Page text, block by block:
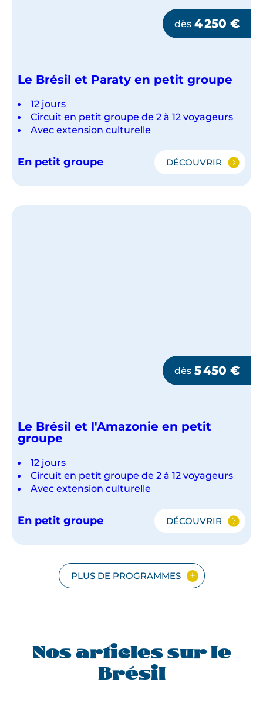
dès 4 250 €
Le Brésil et Paraty en petit groupe
12 jours
Circuit en petit groupe de 2 à 12 voyageurs
Avec extension culturelle
En petit groupe DÉCOUVRIR
LE
PARATY
dès 5 450 €
Le Brésil et l'Amazonie en petit
groupe
12 jours
Circuit en petit groupe de 2 à 12 voyageurs
Avec extension culturelle
En petit groupe DÉCOUVRIR
LE
L'AMAZONIE
EN
PETIT
PLUS DE PROGRAMMES
Nos articles sur le
Brésil